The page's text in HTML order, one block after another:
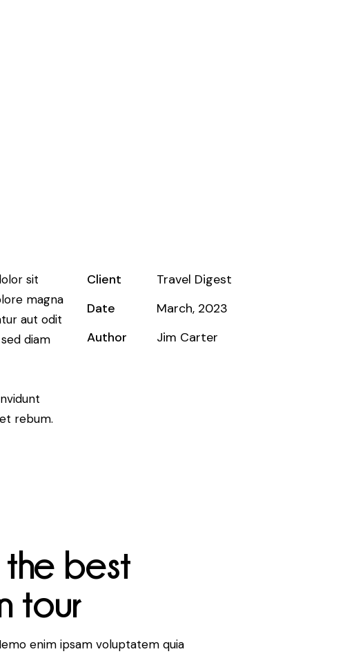
sit
magna
aut odit
diam
rebum.
Client
Travel Digest
Date
March, 2023
Author
Jim Carter
best
tour
enim ipsam voluptatem quia